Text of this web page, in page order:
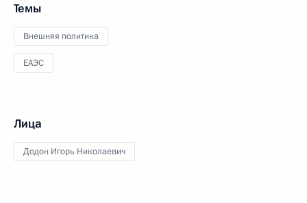
Темы
Внешняя политика
ЕАЭС
Лица
Додон Игорь Николаевич